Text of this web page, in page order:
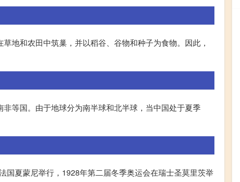
地和农田中筑巢，并以稻谷、谷物和种子为食物。因此，
等国。由于地球分为南半球和北半球，当中国处于夏季
夏蒙尼举行，1928年第二届冬季奥运会在瑞士圣莫里茨举